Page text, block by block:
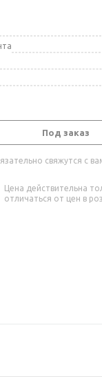
Под заказ
свяжутся с
Цена действительна
отличаться от цен в